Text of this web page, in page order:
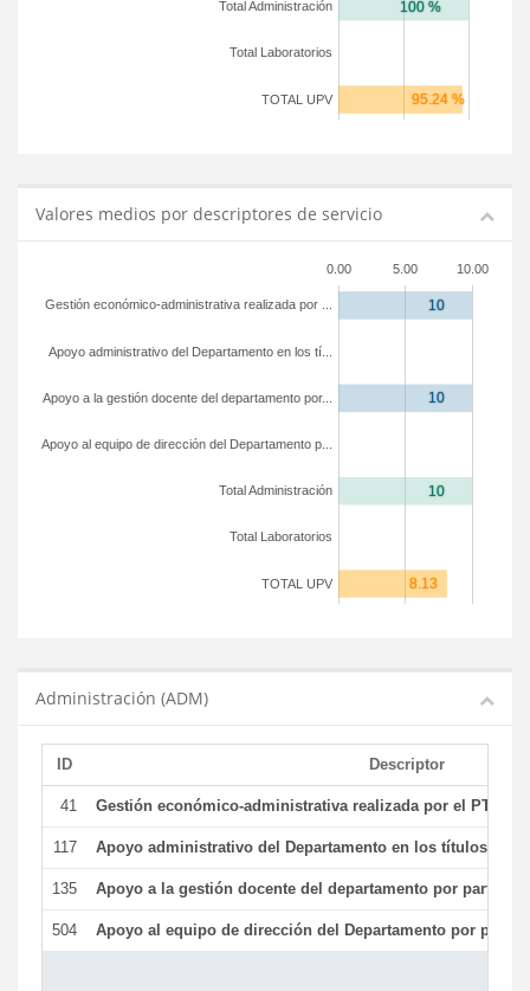
TOTAL UPV
Total Laboratorios
Total Administración
Valores medios por descriptores de servicio
0.00 5.00 10.00
TOTAL UPV
Total Laboratorios
Total Administración
Apoyo al equipo de dirección del Departamento p...
Apoyo a la gestión docente del departamento por...
Apoyo administrativo del Departamento en los tí...
Gestión económico-administrativa realizada por ...
Administración (ADM)
ID Descriptor
41 Gestión económico-administrativa realizada por el PTGAS
117 Apoyo administrativo del Departamento en los títulos de
135 Apoyo a la gestión docente del departamento por parte
504 Apoyo al equipo de dirección del Departamento por parte